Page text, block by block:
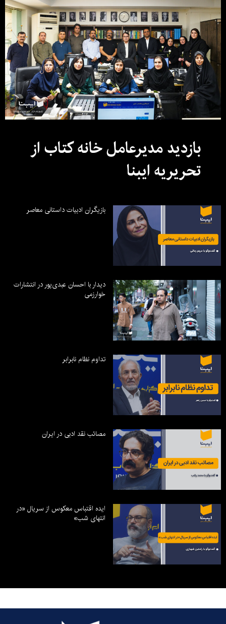
بازدید مدیرعامل خانه کتاب از
تحریریه ایبنا
بازیگران ادبیات داستانی معاصر
دیدار با احسان عبدی‌پور در انتشارات
خوارزمی
تداوم نظام نابرابر
مصائب نقد ادبی در ایران
ایده اقتباس معکوس از سریال «در
انتهای شب»